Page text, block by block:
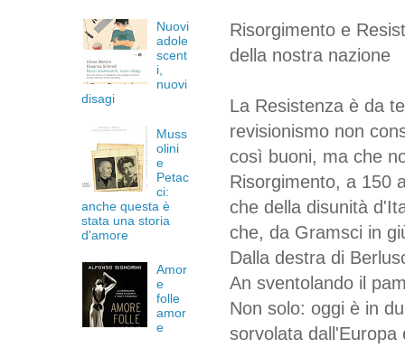
Risorgimento e
della nostra nazione
La Resistenza è da
revisionismo non
così buoni, ma che
Risorgimento, a 150
che della disunità
che, da Gramsci in
Dalla destra di
An sventolando il
Non solo: oggi è in
sorvolata
Nuovi
adole
scent
i,
nuovi
disagi
Muss
olini
e
Petac
ci:
anche questa è
stata una storia
d'amore
Amor
e
folle
amor
e